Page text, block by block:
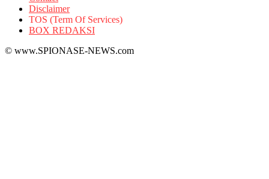
Disclaimer
TOS (Term Of Services)
BOX REDAKSI
© www.SPIONASE-NEWS.com